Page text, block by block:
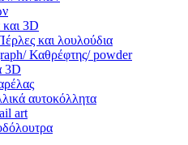
3D
και λουλούδια
Καθρέφτης/ powder
3D
αυτοκόλλητα
art